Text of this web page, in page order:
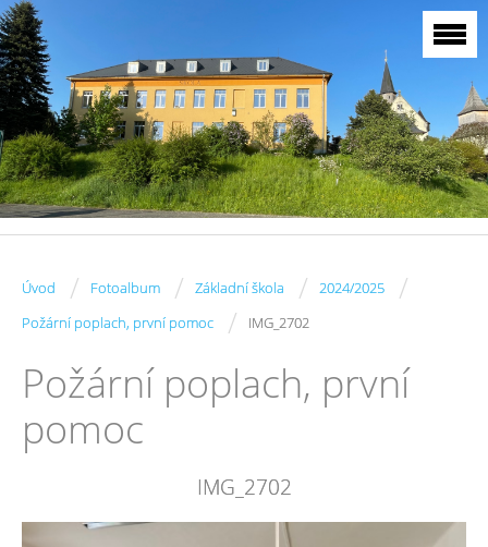
Úvod / Fotoalbum / Základní škola / 2024/2025 /
Požární poplach, první pomoc / IMG_2702
Požární poplach, první
pomoc
IMG_2702